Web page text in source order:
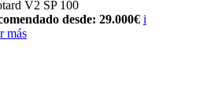
V2 SP 100
desde: 29.000€ i
más